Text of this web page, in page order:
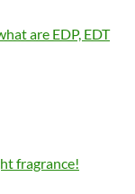
are EDP, EDT
fragrance!